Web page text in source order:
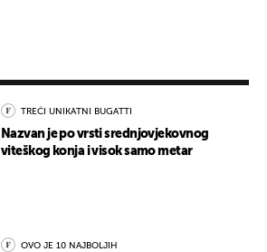
TREĆI UNIKATNI BUGATTI
Nazvan je po vrsti srednjovjekovnog
viteškog konja i visok samo metar
OVO JE 10 NAJBOLJIH